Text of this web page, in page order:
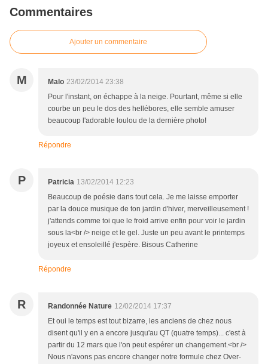
Commentaires
Ajouter un commentaire
M Malo 23/02/2014 23:38
Pour l'instant, on échappe à la neige. Pourtant, même si elle
courbe un peu le dos des hellébores, elle semble amuser
beaucoup l'adorable loulou de la dernière photo!
Répondre
P Patricia 13/02/2014 12:23
Beaucoup de poésie dans tout cela. Je me laisse emporter
par la douce musique de ton jardin d'hiver, merveilleusement !
j'attends comme toi que le froid arrive enfin pour voir le jardin
sous la<br /> neige et le gel. Juste un peu avant le printemps
joyeux et ensoleillé j'espère. Bisous Catherine
Répondre
R Randonnée Nature 12/02/2014 17:37
Et oui le temps est tout bizarre, les anciens de chez nous
disent qu'il y en a encore jusqu'au QT (quatre temps)... c'est à
partir du 12 mars que l'on peut espérer un changement.<br />
Nous n'avons pas encore changer notre formule chez Over-